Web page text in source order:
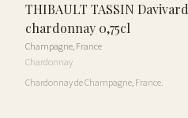
THIBAULT TASSIN Davivard
chardonnay 0,75cl
Champagne,France
Chardonnay
Chardonnay de Champagne, France.